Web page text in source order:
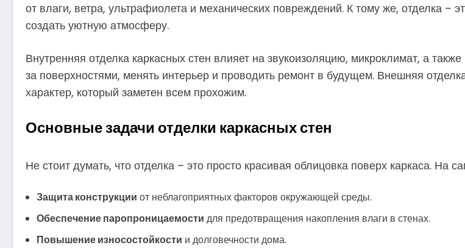
от влаги, ветра, ультрафиолета и механических повреждений. К тому же, отделка –
создать уютную атмосферу.
Внутренняя отделка каркасных стен влияет на звукоизоляцию, микроклимат, а
за поверхностями, менять интерьер и проводить ремонт в будущем. Внешняя
характер, который заметен всем прохожим.
Основные задачи отделки каркасных стен
Не стоит думать, что отделка – это просто красивая облицовка поверх каркаса.
Защита конструкции от неблагоприятных факторов окружающей среды.
Обеспечение паропроницаемости для предотвращения накопления влаги в стенах.
Повышение износостойкости и долговечности дома.